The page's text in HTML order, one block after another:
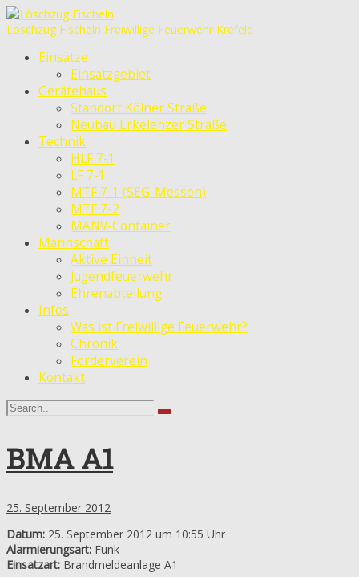
Löschzug Fischeln Freiwillige Feuerwehr Krefeld
Einsätze
Einsatzgebiet
Gerätehaus
Standort Kölner Straße
Neubau Erkelenzer Straße
Technik
HLF 7-1
LF 7-1
MTF 7-1 (SEG-Messen)
MTF 7-2
MANV-Container
Mannschaft
Aktive Einheit
Jugendfeuerwehr
Ehrenabteilung
Infos
Was ist Freiwillige Feuerwehr?
Chronik
Förderverein
Kontakt
BMA A1
25. September 2012
Datum: 25. September 2012 um 10:55 Uhr
Alarmierungsart: Funk
Einsatzart: Brandmeldeanlage A1